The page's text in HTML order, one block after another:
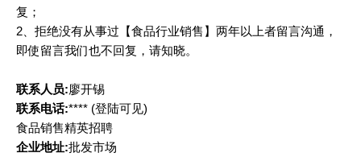
复；
2、拒绝没有从事过【食品行业销售】两年以上者留言沟通，
即使留言我们也不回复，请知晓。
联系人员:廖开锡
联系电话:**** (登陆可见)
食品销售精英招聘
企业地址:批发市场